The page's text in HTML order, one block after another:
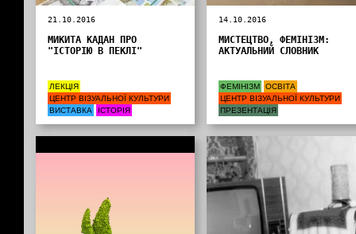
21.10.2016
МИКИТА КАДАН ПРО
"ІСТОРІЮ В ПЕКЛІ"
ЛЕКЦІЯ
ЦЕНТР ВІЗУАЛЬНОЇ КУЛЬТУРИ
ВИСТАВКА
ІСТОРІЯ
14.10.2016
МИСТЕЦТВО, ФЕМІНІЗМ:
АКТУАЛЬНИЙ СЛОВНИК
ФЕМІНІЗМ
ОСВІТА
ЦЕНТР ВІЗУАЛЬНОЇ КУЛЬТУРИ
ПРЕЗЕНТАЦІЯ